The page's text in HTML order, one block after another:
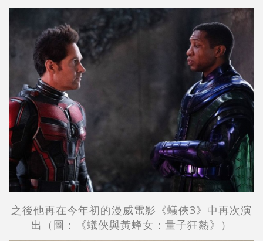
之後他再在今年初的漫威電影《蟻俠3》中再次演
出（圖：
《蟻俠與黃蜂女：量子狂熱》 ）